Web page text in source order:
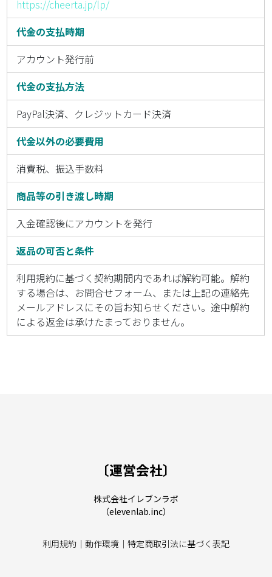
https://cheerta.jp/lp/
代金の支払時期
アカウント発行前
代金の支払方法
PayPal決済、クレジットカード決済
代金以外の必要費用
消費税、振込手数料
商品等の引き渡し時期
入金確認後にアカウントを発行
返品の可否と条件
利用規約に基づく契約期間内であれば解約可能。解約
する場合は、お問合せフォーム、または上記の連絡先
メールアドレスにその旨お知らせください。途中解約
による返金は承けたまっておりません。
〔運営会社〕
株式会社イレブンラボ
（elevenlab.inc）
利用規約 ｜ 動作環境 ｜ 特定商取引法に基づく表記